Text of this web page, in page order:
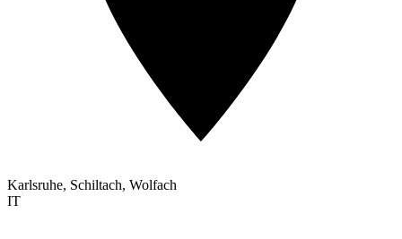
Karlsruhe, Schiltach, Wolfach
IT